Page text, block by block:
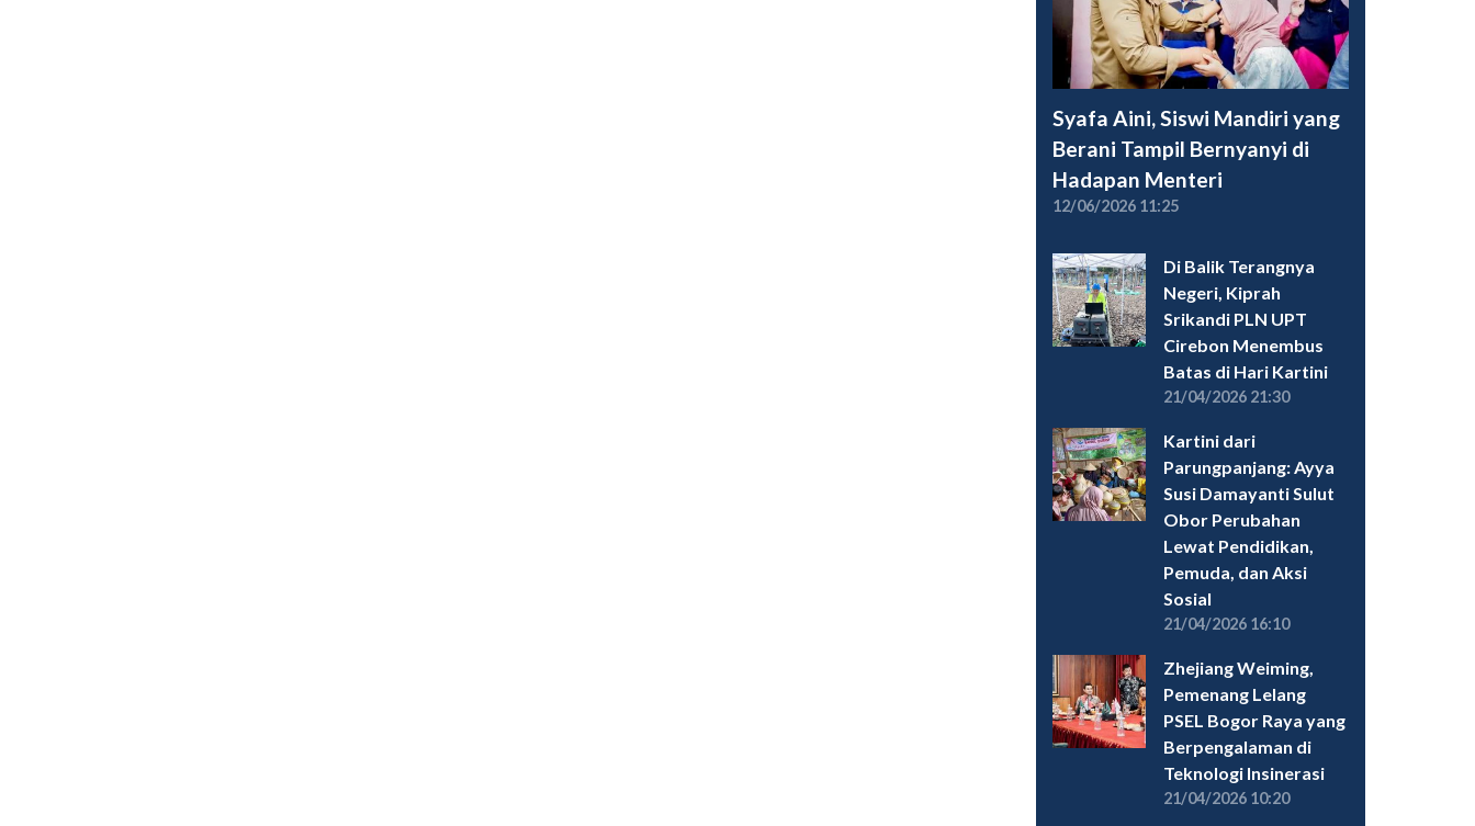
Syafa Aini, Siswi Mandiri yang
Berani Tampil Bernyanyi di
Hadapan Menteri
12/06/2026 11:25
Di Balik Terangnya
Negeri, Kiprah
Srikandi PLN UPT
Cirebon Menembus
Batas di Hari Kartini
21/04/2026 21:30
Kartini dari
Parungpanjang: Ayya
Susi Damayanti Sulut
Obor Perubahan
Lewat Pendidikan,
Pemuda, dan Aksi
Sosial
21/04/2026 16:10
Zhejiang Weiming,
Pemenang Lelang
PSEL Bogor Raya yang
Berpengalaman di
Teknologi Insinerasi
21/04/2026 10:20